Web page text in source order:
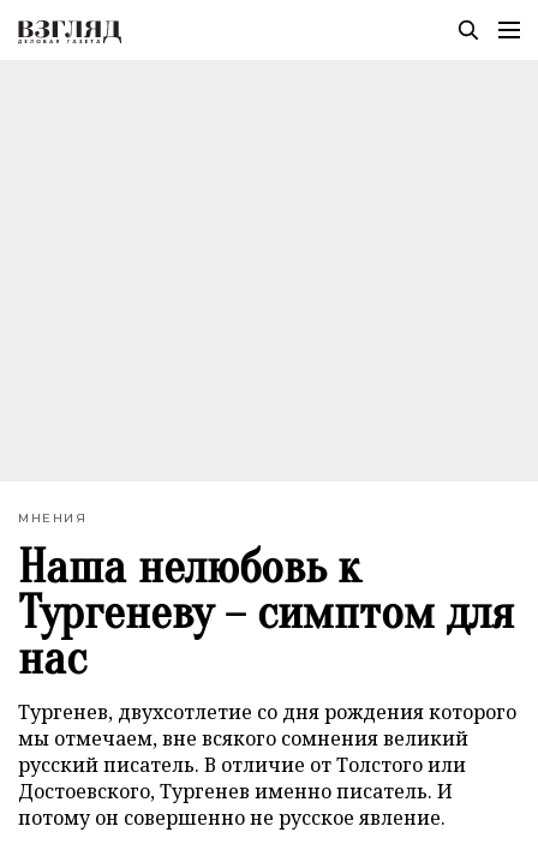
МНЕНИЯ
Наша нелюбовь к
Тургеневу – симптом для
нас
Тургенев, двухсотлетие со дня рождения которого
мы отмечаем, вне всякого сомнения великий
русский писатель. В отличие от Толстого или
Достоевского, Тургенев именно писатель. И
потому он совершенно не русское явление.